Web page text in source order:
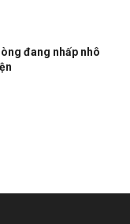
đang nhấp nhô